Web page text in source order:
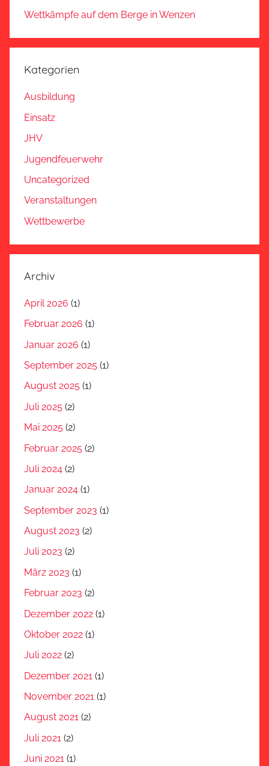
Wettkämpfe auf dem Berge in Wenzen
Kategorien
Ausbildung
Einsatz
JHV
Jugendfeuerwehr
Uncategorized
Veranstaltungen
Wettbewerbe
Archiv
April 2026 (1)
Februar 2026 (1)
Januar 2026 (1)
September 2025 (1)
August 2025 (1)
Juli 2025 (2)
Mai 2025 (2)
Februar 2025 (2)
Juli 2024 (2)
Januar 2024 (1)
September 2023 (1)
August 2023 (2)
Juli 2023 (2)
März 2023 (1)
Februar 2023 (2)
Dezember 2022 (1)
Oktober 2022 (1)
Juli 2022 (2)
Dezember 2021 (1)
November 2021 (1)
August 2021 (2)
Juli 2021 (2)
Juni 2021 (1)